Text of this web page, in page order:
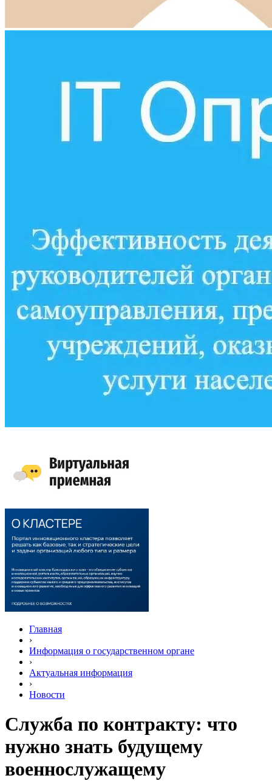
Главная
›
Информация о государственном органе
›
Актуальная информация
›
Новости
Служба по контракту: что
нужно знать будущему
военнослужащему